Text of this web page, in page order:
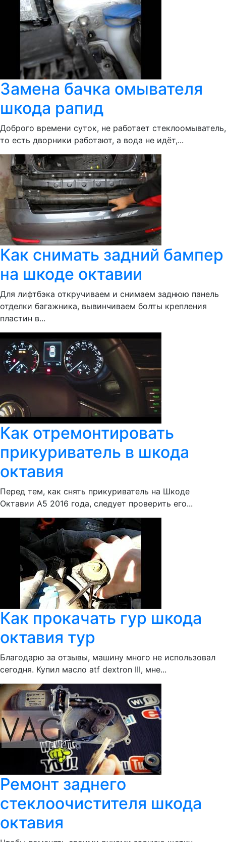
Замена бачка омывателя
шкода рапид
Доброго времени суток, не работает стеклоомыватель,
то есть дворники работают, а вода не идёт,...
Как снимать задний бампер
на шкоде октавии
Для лифтбэка откручиваем и снимаем заднюю панель
отделки багажника, вывинчиваем болты крепления
пластин в...
Как отремонтировать
прикуриватель в шкода
октавия
Перед тем, как снять прикуриватель на Шкоде
Октавии А5 2016 года, следует проверить его...
Как прокачать гур шкода
октавия тур
Благодарю за отзывы, машину много не использовал
сегодня. Купил масло atf dextron III, мне...
Ремонт заднего
стеклоочистителя шкода
октавия